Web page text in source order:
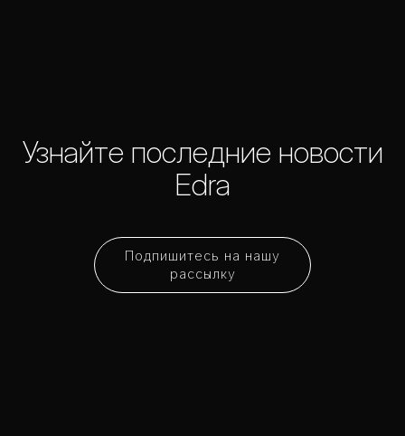
Подпишитесь на нашу
рассылку
Узнайте последние новости
Edra